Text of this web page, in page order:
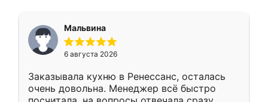
Мальвина
6 августа 2026
Заказывала кухню в Ренессанс, осталась
очень довольна. Менеджер всё быстро